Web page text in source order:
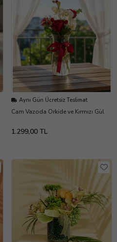
Aynı Gün Ücretsiz Teslimat
Cam Vazoda Orkide ve Kırmızı Gül
1.299,00 TL